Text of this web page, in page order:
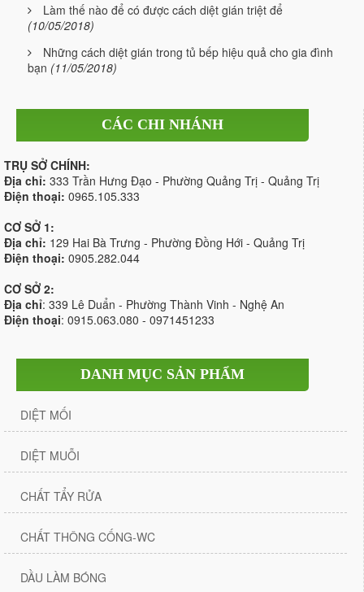
Làm thế nào để có được cách diệt gián triệt để
(10/05/2018)
Những cách diệt gián trong tủ bếp hiệu quả cho gia đình
bạn (11/05/2018)
CÁC CHI NHÁNH
TRỤ SỞ CHÍNH:
Địa chỉ: 333 Trần Hưng Đạo - Phường Quảng Trị - Quảng Trị
Điện thoại: 0965.105.333
CƠ SỞ 1:
Địa chỉ: 129 Hai Bà Trưng - Phường Đồng Hới - Quảng Trị
Điện thoại: 0905.282.044
CƠ SỞ 2:
Địa chỉ: 339 Lê Duẩn - Phường Thành Vinh - Nghệ An
Điện thoại: 0915.063.080 - 0971451233
DANH MỤC SẢN PHẨM
DIỆT MỐI
DIỆT MUỖI
CHẤT TẨY RỬA
CHẤT THÔNG CỐNG-WC
DẦU LÀM BÓNG